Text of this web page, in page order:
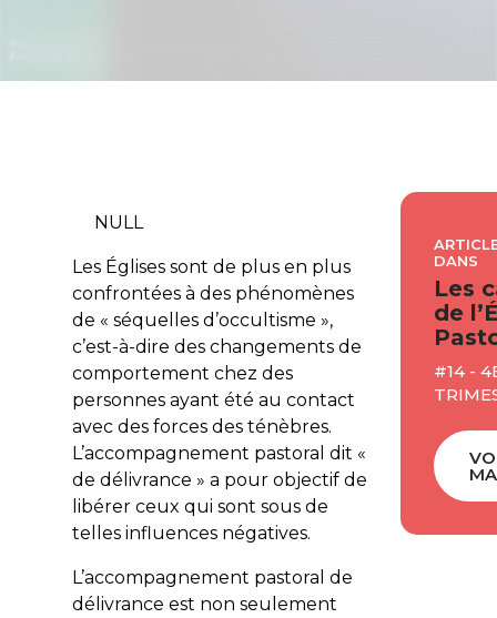
NULL
Les Églises sont de plus en plus
confrontées à des phénomènes
de « séquelles d’occultisme »,
c’est-à-dire des changements de
comportement chez des
personnes ayant été au contact
avec des forces des ténèbres.
L’accompagnement pastoral dit «
de délivrance » a pour objectif de
libérer ceux qui sont sous de
telles influences négatives.
L’accompagnement pastoral de
délivrance est non seulement
DANS
Les
de
#14 -